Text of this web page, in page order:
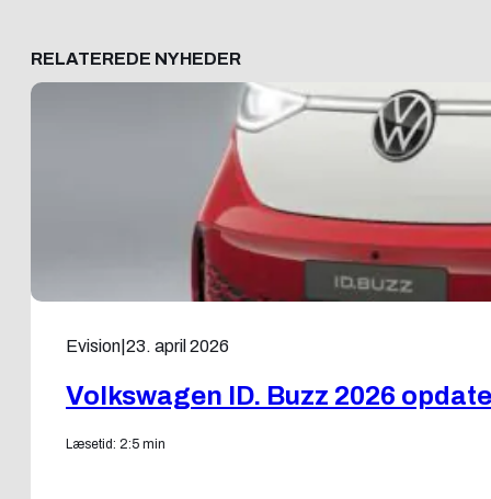
RELATEREDE NYHEDER
Evision 23. april 2026
Volkswagen ID. Buzz 2026
Læsetid: 2:5 min